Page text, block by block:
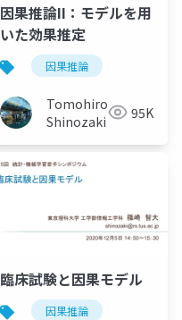
時間依存性交絡
因果推論II：モデルを用
いた効果推定
因果推論
Tomohiro
Shinozaki
95K
臨床試験と因果モデル
因果推論